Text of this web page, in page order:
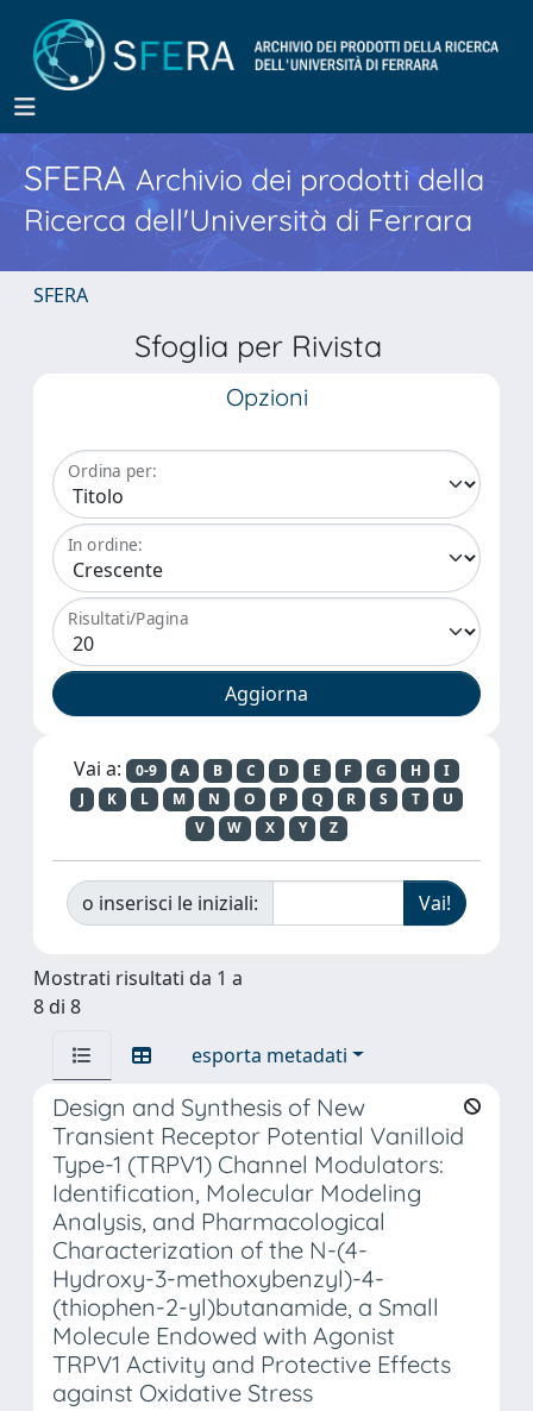
SFERA Archivio dei prodotti della
Ricerca dell'Università di Ferrara
SFERA
Sfoglia per Rivista
Opzioni
Ordina per:
In ordine:
Risultati/Pagina
Vai a: 0-9 A B C D E F G H
I
J
K L M N O P Q R S T
U
V
W X Y Z
o inserisci le iniziali:
Mostrati risultati da 1 a
8 di 8
esporta metadati
Design and Synthesis of New
Transient Receptor Potential Vanilloid
Type-1 (TRPV1) Channel Modulators:
Identification, Molecular Modeling
Analysis, and Pharmacological
Characterization of the N-(4-
Hydroxy-3-methoxybenzyl)-4-
(thiophen-2-yl)butanamide, a Small
Molecule Endowed with Agonist
TRPV1 Activity and Protective Effects
against Oxidative Stress